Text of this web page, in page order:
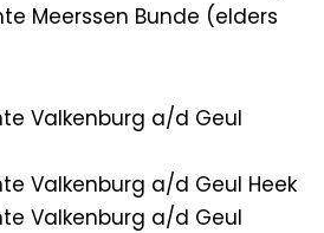
Meerssen Bunde (elders
Valkenburg a/d Geul
Valkenburg a/d Geul Heek
Valkenburg a/d Geul